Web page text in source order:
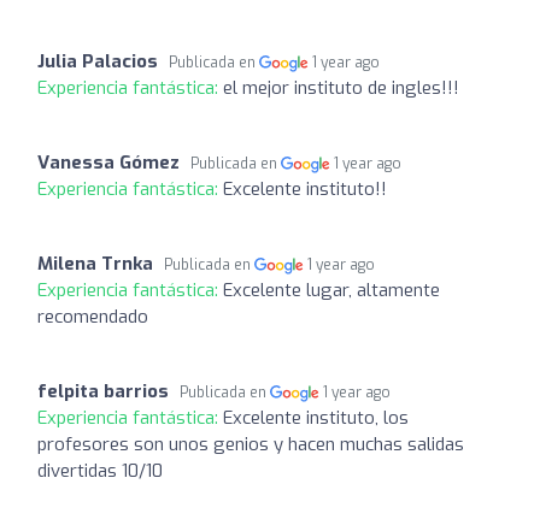
Julia Palacios Publicada en 1 year ago
Experiencia fantástica: el mejor instituto de ingles!!!
Vanessa Gómez Publicada en 1 year ago
Experiencia fantástica: Excelente instituto!!
Milena Trnka Publicada en 1 year ago
Experiencia fantástica: Excelente lugar, altamente
recomendado
felpita barrios Publicada en 1 year ago
Experiencia fantástica: Excelente instituto, los
profesores son unos genios y hacen muchas salidas
divertidas 10/10